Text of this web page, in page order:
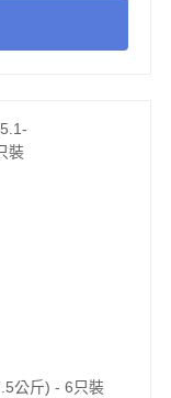
公斤) - 6只裝